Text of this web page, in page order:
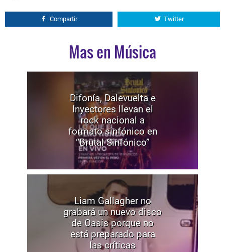
Compartir Twitter
Mas en Música
Difonía, Dalevuelta e
Inyectores llevan el
rock nacional a
formato sinfónico en
“Brutal Sinfónico”
Liam Gallagher no
grabará un nuevo disco
de Oasis porque no
está preparado para
las críticas